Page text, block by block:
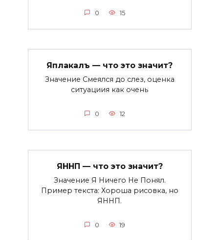
0 15
Яплакалъ — что это значит?
Значение Смеялся до слез, оценка
ситуациия как очень
0 12
ЯННП — что это значит?
Значение Я Ничего Не Понял.
Пример текста: Хороша рисовка, но
ЯННП.
0 19